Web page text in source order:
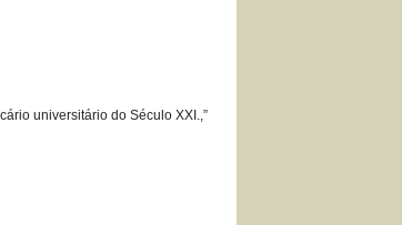
universitário do Século XXI.,”